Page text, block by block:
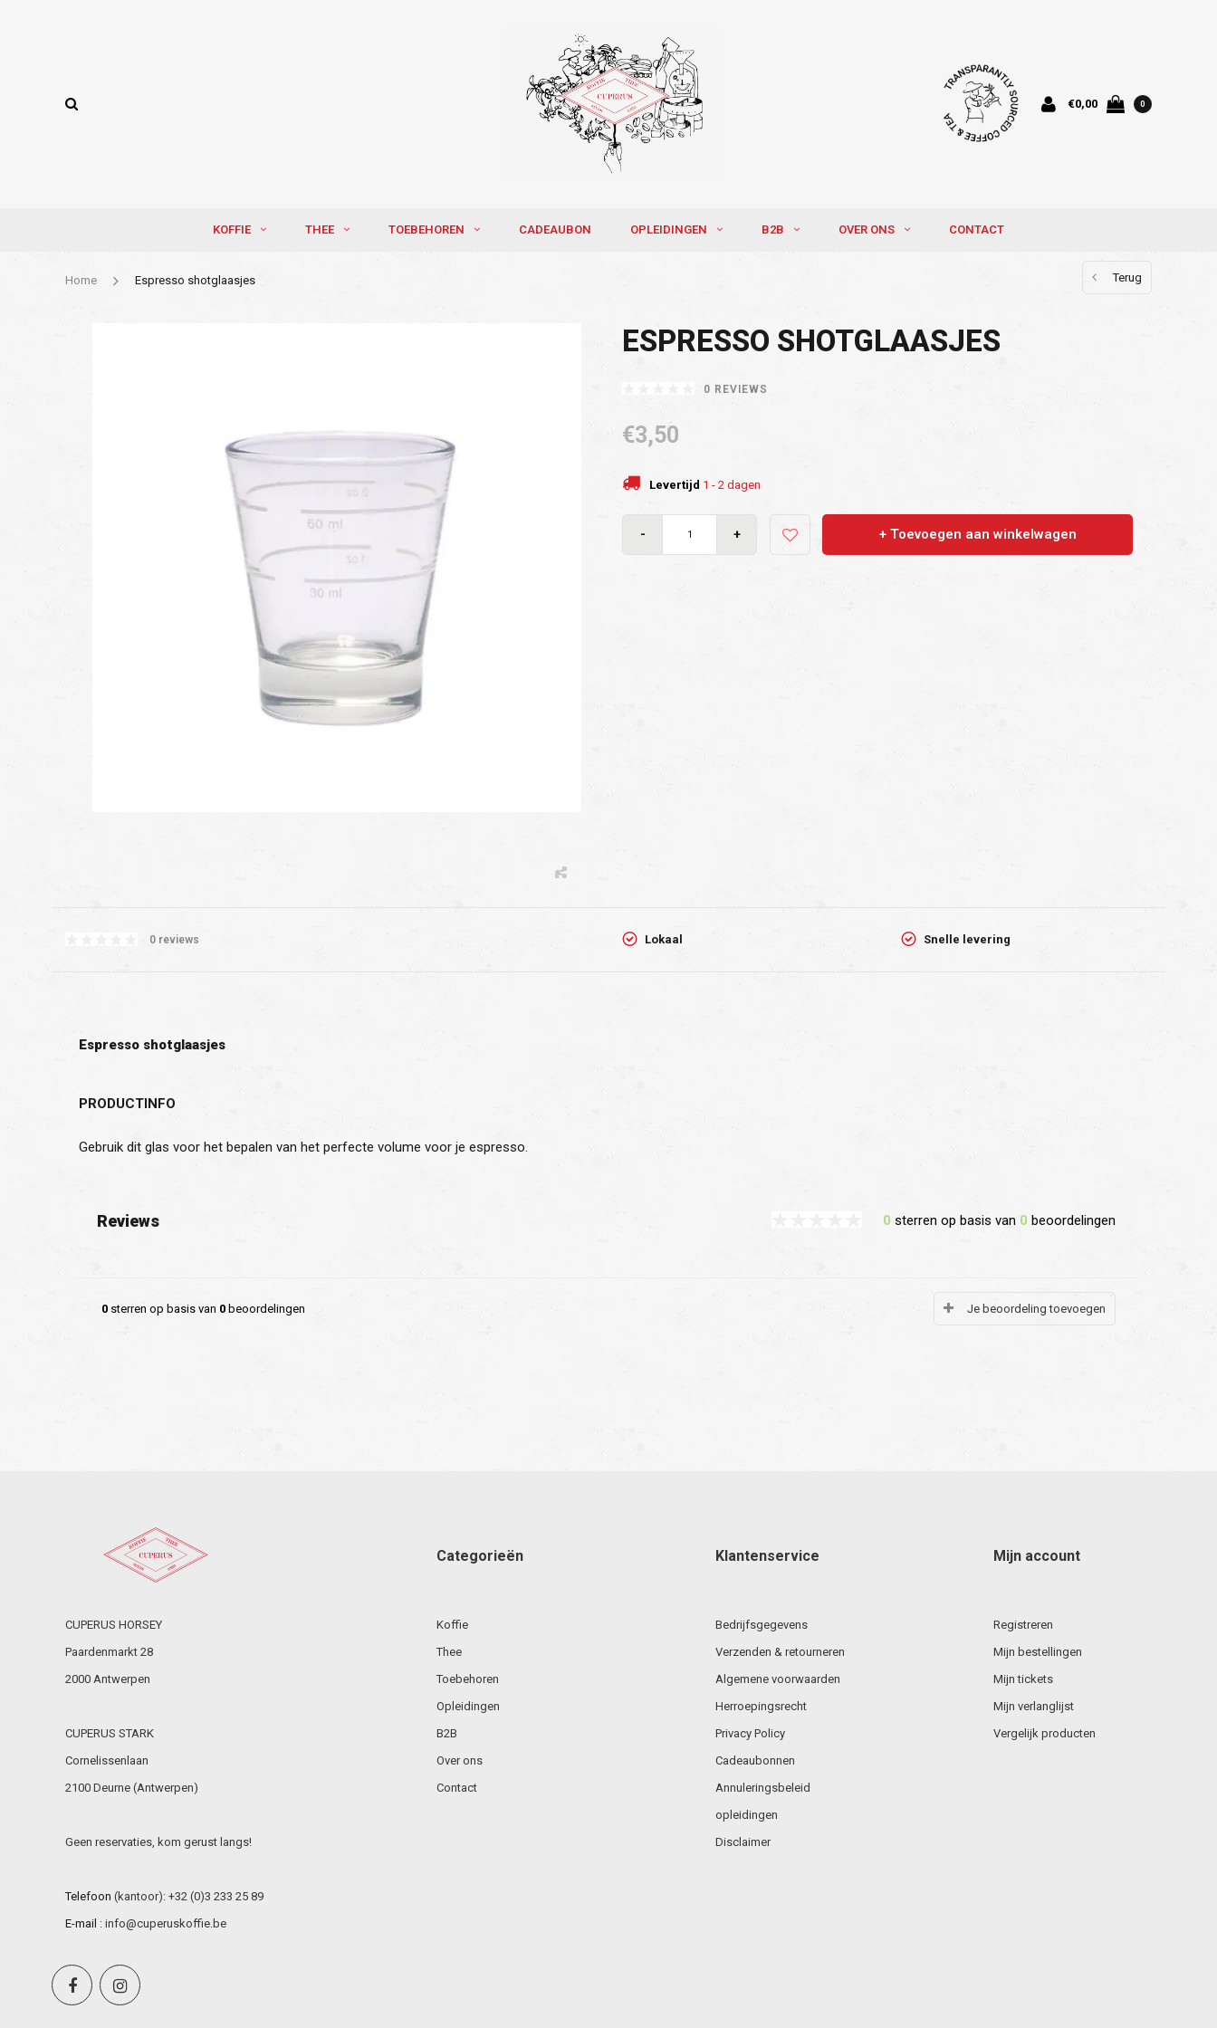
€0,00 0
KOFFIE THEE TOEBEHOREN CADEAUBON OPLEIDINGEN B2B OVER ONS CONTACT
Home Espresso shotglaasjes Terug
ESPRESSO SHOTGLAASJES
0 REVIEWS
€3,50
Levertijd 1 - 2 dagen
- + + Toevoegen aan winkelwagen
0 reviews Lokaal Snelle levering
Espresso shotglaasjes
PRODUCTINFO
Gebruik dit glas voor het bepalen van het perfecte volume voor je espresso.
Reviews 0 sterren op basis van 0 beoordelingen
0 sterren op basis van 0 beoordelingen Je beoordeling toevoegen
CUPERUS HORSEY
Paardenmarkt 28
2000 Antwerpen
CUPERUS STARK
Cornelissenlaan
2100 Deurne (Antwerpen)
Geen reservaties, kom gerust langs!
Telefoon (kantoor): +32 (0)3 233 25 89
E-mail : info@cuperuskoffie.be
Categorieën
Koffie
Thee
Toebehoren
Opleidingen
B2B
Over ons
Contact
Klantenservice
Bedrijfsgegevens
Verzenden & retourneren
Algemene voorwaarden
Herroepingsrecht
Privacy Policy
Cadeaubonnen
Annuleringsbeleid
opleidingen
Disclaimer
Mijn account
Registreren
Mijn bestellingen
Mijn tickets
Mijn verlanglijst
Vergelijk producten